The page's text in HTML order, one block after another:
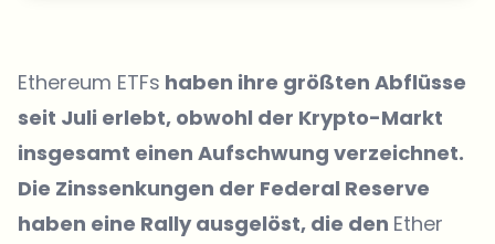
Ethereum ETFs haben ihre größten Abflüsse
seit Juli erlebt, obwohl der Krypto-Markt
insgesamt einen Aufschwung verzeichnet.
Die Zinssenkungen der Federal Reserve
haben eine Rally ausgelöst, die den Ether